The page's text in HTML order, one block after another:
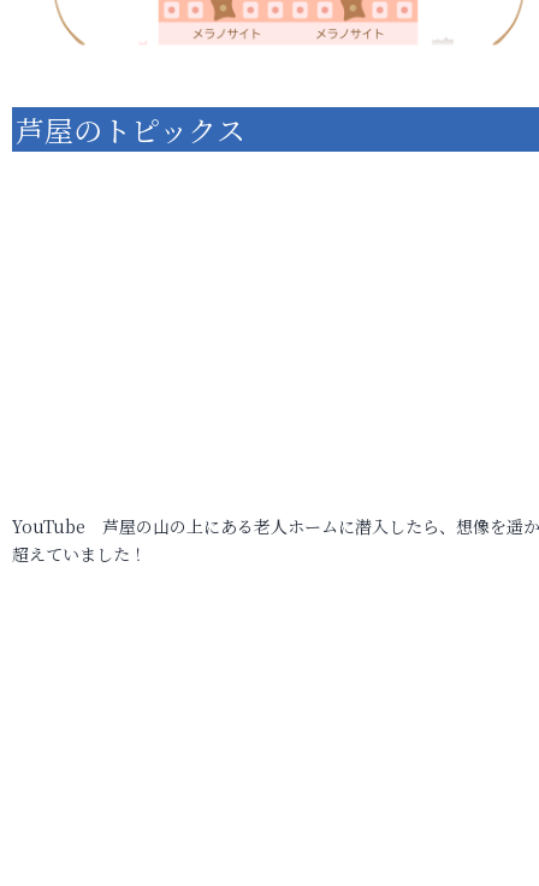
芦屋のトピックス
YouTube 芦屋の山の上にある老人ホームに潜入したら、想像を遥
超えていました！